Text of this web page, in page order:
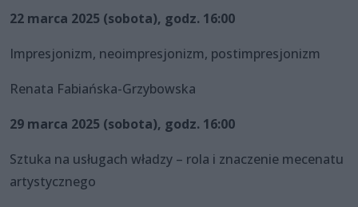
22 marca 2025 (sobota), godz. 16:00
Impresjonizm, neoimpresjonizm, postimpresjonizm
Renata Fabiańska-Grzybowska
29 marca 2025 (sobota), godz. 16:00
Sztuka na usługach władzy – rola i znaczenie mecenatu
artystycznego